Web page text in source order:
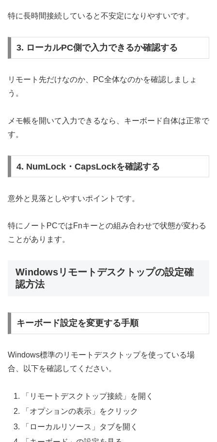
特に長時間接続していると不安定になりやすいです。
3. ローカルPC側で入力できるか確認する
リモート先だけなのか、PC全体なのかを確認しましょ
う。
メモ帳を開いて入力できるなら、キーボード自体は正常で
す。
4. NumLock・CapsLockを確認する
意外と見落としやすいポイントです。
特にノートPCではFnキーとの組み合わせで状態が変わる
ことがあります。
Windowsリモートデスクトップの設定確
認方法
キーボード設定を変更する手順
Windows標準のリモートデスクトップを使っている場
合、以下を確認してください。
「リモートデスクトップ接続」を開く
「オプションの表示」をクリック
「ローカルリソース」タブを開く